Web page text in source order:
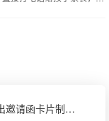
#幼儿园演出邀请函卡片制作图片